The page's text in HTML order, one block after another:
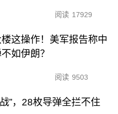
阅读 17929
这操作！美军报告称中
如伊朗？
阅读 9503
”，28枚导弹全拦不住